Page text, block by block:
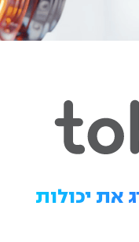
את יכולות